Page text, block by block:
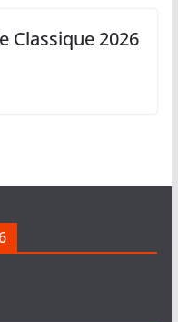
Classique 2026